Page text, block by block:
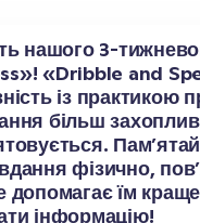
нашого 3-
«Dribble and
із практикою
більш
фізично,
допомагає їм краще
інформацію!